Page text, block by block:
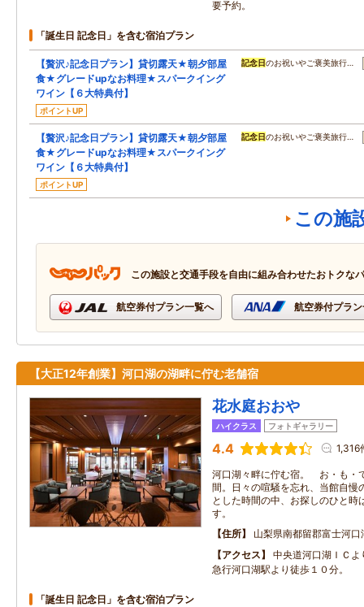
要予約。
「誕生日 記念日」を含む宿泊プラン
【贅沢♪記念日プラン】貸切露天★朝夕部屋
食★グレードupなお料理★スパークイング
ワイン【６大特典付】
ポイントUP
記念日のお祝いやご褒美旅行…
【贅沢♪記念日プラン】貸切露天★朝夕部屋
食★グレードupなお料理★スパークイング
ワイン【６大特典付】
ポイントUP
記念日のお祝いやご褒美旅行…
この施
この施設と交通手段を自由に組み合わせたおトクな
航空券付プラン一覧へ 航空券付プラ
【大正12年創業】河口湖の湖畔に佇む老舗宿
花水庭おおや
ハイクラス フォトギャラリー
4.4 1,316
河口湖々畔に佇む宿。 お・も・
間。日々の喧騒を忘れ、当館自慢
とした時間の中、お探しのひと時
す。
住所
山梨県南都留郡富士河
アクセス
中央道河口湖ＩＣ
急行河口湖駅より徒歩１０分。
「誕生日 記念日」を含む宿泊プラン